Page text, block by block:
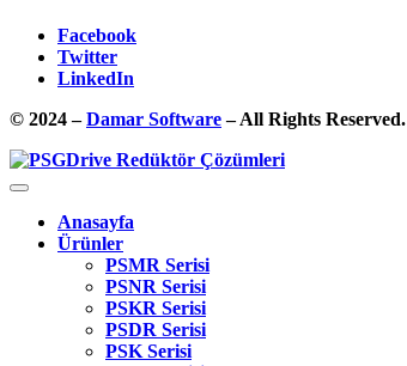
Facebook
Twitter
LinkedIn
© 2024 –Damar Software– All Rights Reserved.
Anasayfa
Ürünler
PSMR Serisi
PSNR Serisi
PSKR Serisi
PSDR Serisi
PSK Serisi